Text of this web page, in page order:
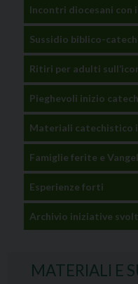
Incontri diocesani con
Sussidio biblico-
Ritiri per adulti
Pieghevoli inizio
Materiali catechistico
Famiglie ferite e
Esperienze forti
Archivio iniziative
MATERIALI E